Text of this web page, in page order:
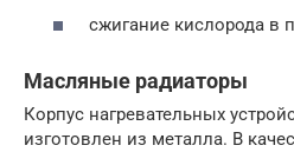
сжигание кислорода в
Масляные радиаторы
Корпус нагревательных
изготовлен из металла. В